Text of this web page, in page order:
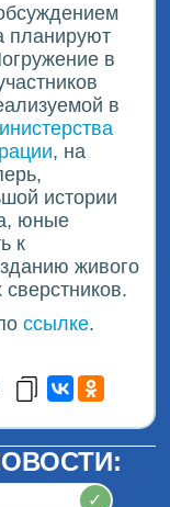
планируют
в
в
, на
истории
юные
к
живого
ссылке.
✓